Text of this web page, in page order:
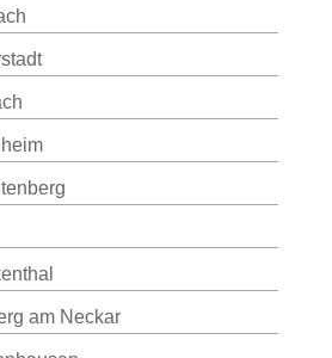
am Neckar